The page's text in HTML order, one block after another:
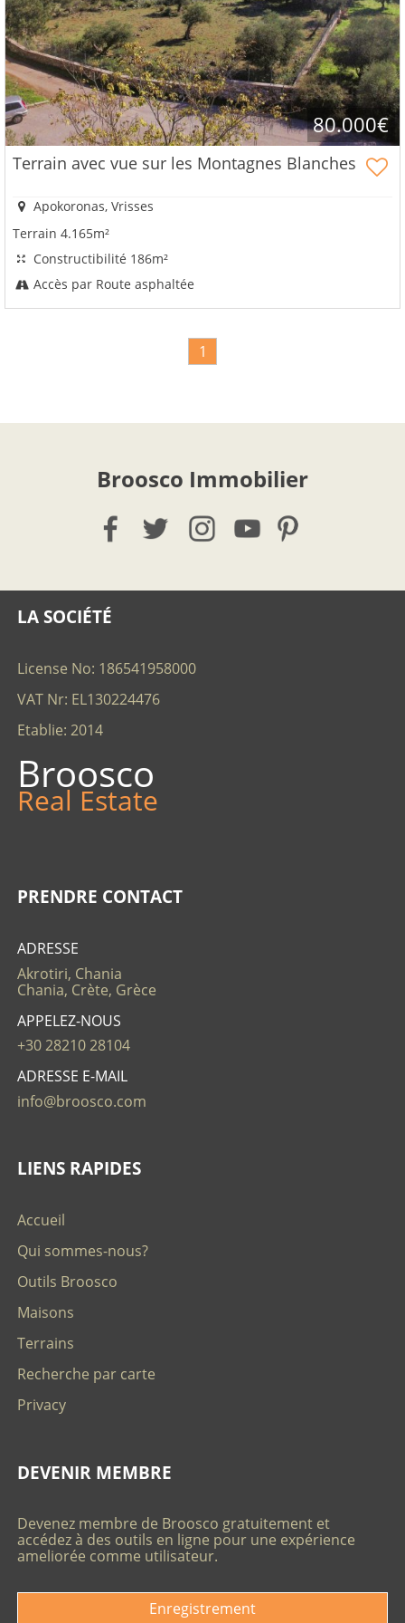
80.000€
Terrain avec vue sur les Montagnes Blanches
Apokoronas, Vrisses
Terrain 4.165m²
Constructibilité 186m²
Accès par Route asphaltée
1
Broosco Immobilier
LA SOCIÉTÉ
License No: 186541958000
VAT Nr: EL130224476
Etablie: 2014
Broosco
Real Estate
PRENDRE CONTACT
ADRESSE
Akrotiri, Chania
Chania, Crète, Grèce
APPELEZ-NOUS
+30 28210 28104
ADRESSE E-MAIL
info@broosco.com
LIENS RAPIDES
Accueil
Qui sommes-nous?
Outils Broosco
Maisons
Terrains
Recherche par carte
Privacy
DEVENIR MEMBRE
Devenez membre de Broosco gratuitement et
accédez à des outils en ligne pour une expérience
ameliorée comme utilisateur.
Enregistrement
vos
avantages